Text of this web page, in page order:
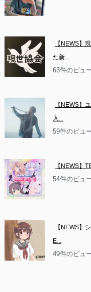
【NEWS】
た新...
63件のビュ
【NEWS】
入...
59件のビュ
【NEWS】
54件のビュ
【NEWS】
E...
49件のビュ